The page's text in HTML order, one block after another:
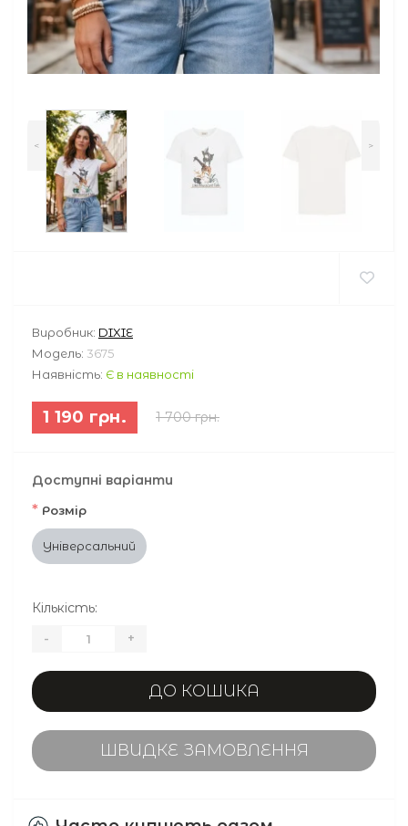
< >
Виробник: DIXIE
Модель: 3675
Наявність: Є в наявності
1 190 грн. 1 700 грн.
Доступні варіанти
* Розмір
Універсальний
Кількість:
- +
ДО КОШИКА
ШВИДКЕ ЗАМОВЛЕННЯ